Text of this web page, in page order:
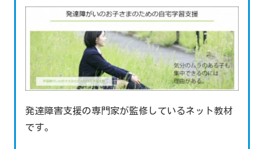
発達障害支援の専門家が監修しているネット教材
です。